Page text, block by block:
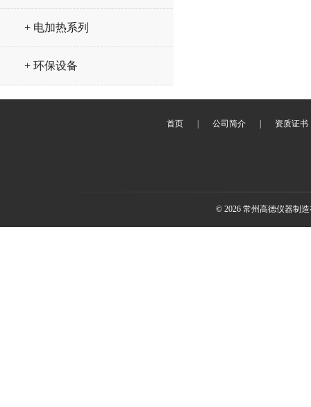
+ 电加热系列
+ 环保设备
首页 公司简介 资质证书
© 2026 常州高德仪器制